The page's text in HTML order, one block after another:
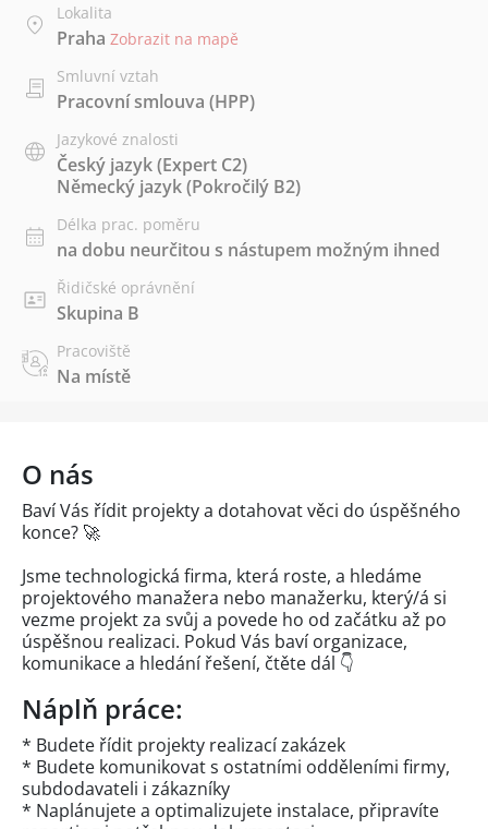
Lokalita
Praha Zobrazit na mapě
Smluvní vztah
Pracovní smlouva (HPP)
Jazykové znalosti
Český jazyk(Expert C2)
Německý jazyk(Pokročilý B2)
Délka prac. poměru
na dobu neurčitou s nástupem možným ihned
Řidičské oprávnění
Skupina B
Pracoviště
Na místě
O nás
Baví Vás řídit projekty a dotahovat věci do úspěšného
konce? 🚀
Jsme technologická firma, která roste, a hledáme
projektového manažera nebo manažerku, který/á si
vezme projekt za svůj a povede ho od začátku až po
úspěšnou realizaci. Pokud Vás baví organizace,
komunikace a hledání řešení, čtěte dál 👇
Náplň práce:
* Budete řídit projekty realizací zakázek
* Budete komunikovat s ostatními odděleními firmy,
subdodavateli i zákazníky
* Naplánujete a optimalizujete instalace, připravíte